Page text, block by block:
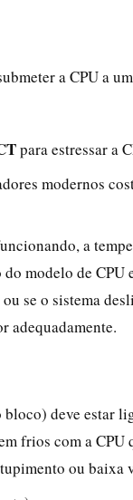
a CPU a
para estressar a
modernos
a
modelo de CPU
se o sistema
adequadamente.
deve estar
frios com a CPU
ou baixa